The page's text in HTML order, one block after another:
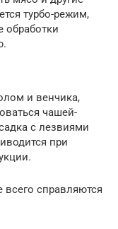
турбо-режим,
и венчика,
чашей-
с лезвиями
при
справляются